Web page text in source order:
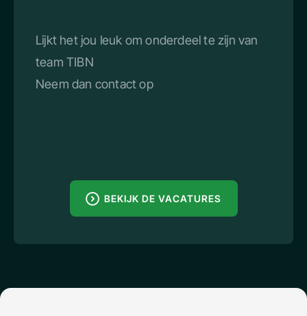
Lijkt het jou leuk om onderdeel te zijn van
team TIBN
Neem dan contact op
BEKIJK DE VACATURES